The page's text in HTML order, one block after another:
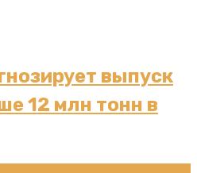
выпуск
12 млн тонн в